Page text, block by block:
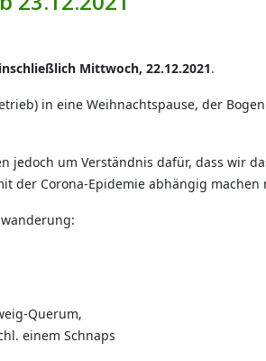
Mittwoch, 22.12.2021.
in eine Weihnachtspause, der
jedoch um Verständnis dafür, dass wir
der Corona-Epidemie abhängig machen
Querum,
einem Schnaps